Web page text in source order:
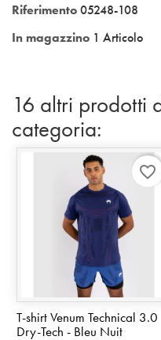
Riferimento05248-108
In magazzino 1 Articolo
16 altri prodotti
categoria:
T-shirt Venum Technical 3.0
Dry-Tech - Bleu Nuit
favorite_border